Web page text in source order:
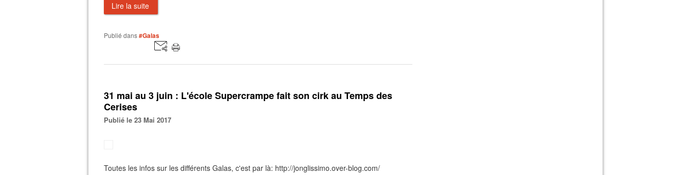
Lire la suite
Publié dans#Galas
31 mai au 3 juin : L'école Supercrampe fait son cirk au Temps des
Cerises
Publié le 23 Mai 2017
Toutes les infos sur les différents Galas, c'est par là: http://jonglissimo.over-blog.com/